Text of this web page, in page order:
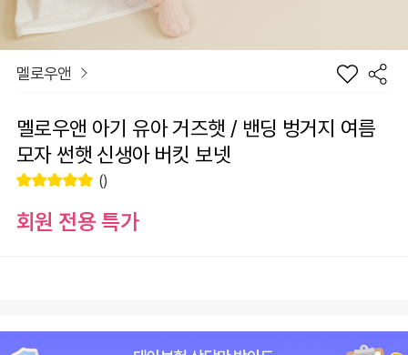
멜로우앤
멜로우앤 아기 유아 거즈햇 / 밴딩 벙거지 여름
모자 썬햇 신생아 버킷 보넷
()
회원 전용 특가
바선